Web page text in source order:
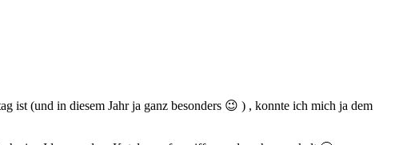
ist (und in diesem Jahr ja ganz besonders 😉 ) , konnte ich mich ja dem